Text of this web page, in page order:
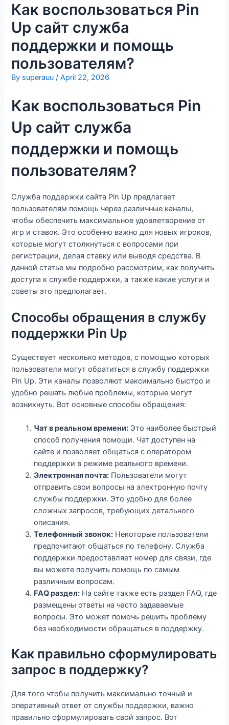
Как воспользоваться Pin
Up сайт служба
поддержки и помощь
пользователям?
By superauu/April 22, 2026
Как воспользоваться Pin
Up сайт служба
поддержки и помощь
пользователям?
Служба поддержки сайта Pin Up предлагает
пользователям помощь через различные каналы,
чтобы обеспечить максимальное удовлетворение от
игр и ставок. Это особенно важно для новых игроков,
которые могут столкнуться с вопросами при
регистрации, делая ставку или выводя средства. В
данной статье мы подробно рассмотрим, как получить
доступа к службе поддержки, а также какие услуги и
советы это предполагает.
Способы обращения в службу
поддержки Pin Up
Существует несколько методов, с помощью которых
пользователи могут обратиться в службу поддержки
Pin Up. Эти каналы позволяют максимально быстро и
удобно решать любые проблемы, которые могут
возникнуть. Вот основные способы обращения:
Чат в реальном времени: Это наиболее быстрый
способ получения помощи. Чат доступен на
сайте и позволяет общаться с оператором
поддержки в режиме реального времени.
Электронная почта: Пользователи могут
отправить свои вопросы на электронную почту
службы поддержки. Это удобно для более
сложных запросов, требующих детального
описания.
Телефонный звонок: Некоторые пользователи
предпочитают общаться по телефону. Служба
поддержки предоставляет номер для связи, где
вы можете получить помощь по самым
различным вопросам.
FAQ раздел: На сайте также есть раздел FAQ, где
размещены ответы на часто задаваемые
вопросы. Это может помочь решить проблему
без необходимости обращаться в поддержку.
Как правильно сформулировать
запрос в поддержку?
Для того чтобы получить максимально точный и
оперативный ответ от службы поддержки, важно
правильно сформулировать свой запрос. Вот